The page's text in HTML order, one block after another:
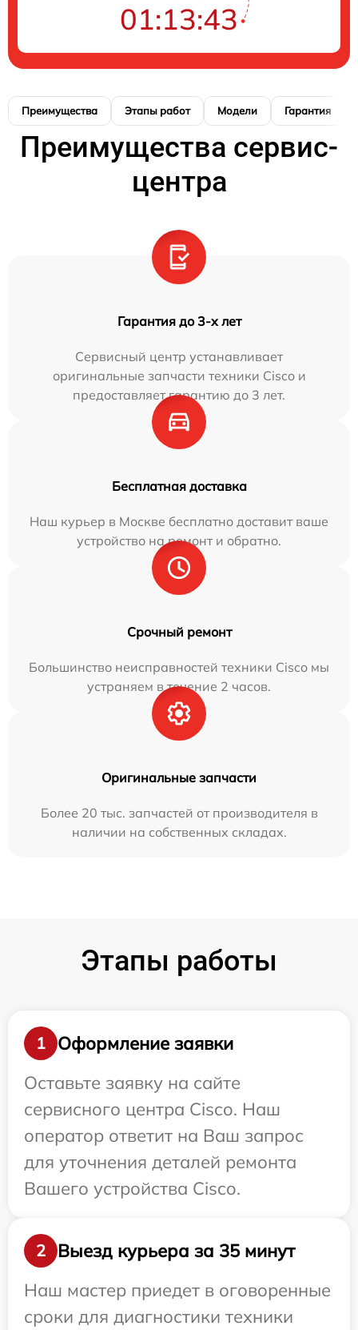
01:13:42
Преимущества Этапы работ Модели Гарантия
Преимущества сервис-
центра
Гарантия до 3-х лет
Сервисный центр устанавливает
оригинальные запчасти техники Cisco и
предоставляет гарантию до 3 лет.
Бесплатная доставка
Наш курьер в Москве бесплатно доставит ваше
устройство на ремонт и обратно.
Срочный ремонт
Большинство неисправностей техники Cisco мы
устраняем в течение 2 часов.
Оригинальные запчасти
Более 20 тыс. запчастей от производителя в
наличии на собственных складах.
Этапы работы
1
Оформление заявки
Оставьте заявку на сайте
сервисного центра Cisco. Наш
оператор ответит на Ваш запрос
для уточнения деталей ремонта
Вашего устройства Cisco.
2
Выезд курьера за 35 минут
Наш мастер приедет в оговоренные
сроки для диагностики техники